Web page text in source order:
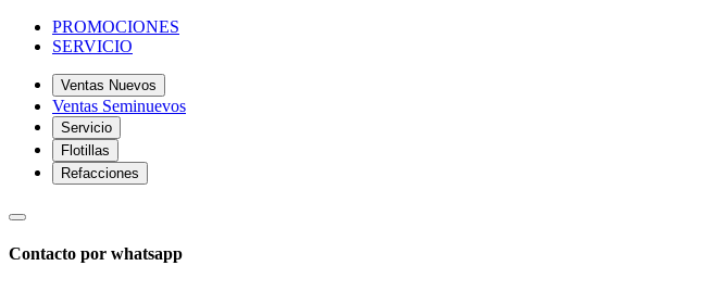
PROMOCIONES
SERVICIO
Ventas Nuevos
Ventas Seminuevos
Servicio
Flotillas
Refacciones
Contacto por whatsapp